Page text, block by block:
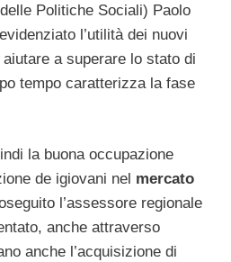
Politiche Sociali) Paolo
l’utilità dei nuovi
a superare lo stato di
tempo caratterizza la fase
la buona occupazione
de igiovani nel mercato
l’assessore regionale
anche attraverso
anche l’acquisizione di